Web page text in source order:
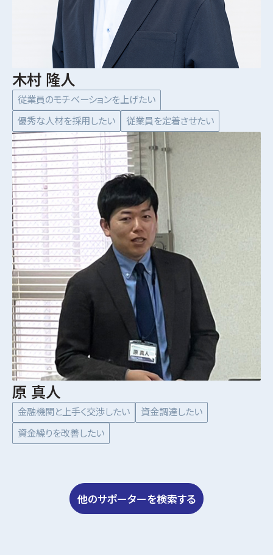
木村 隆人
従業員のモチベーションを上げたい
優秀な人材を採用したい
従業員を定着させたい
原 真人
金融機関と上手く交渉したい
資金調達したい
資金繰りを改善したい
他のサポーターを検索する